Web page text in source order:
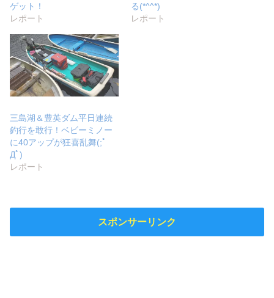
ゲット！
レポート
る(*^^*)
レポート
三島湖＆豊英ダム平日連続
釣行を敢行！ベビーミノー
に40アップが狂喜乱舞(;ﾟ
Дﾟ)
レポート
スポンサーリンク